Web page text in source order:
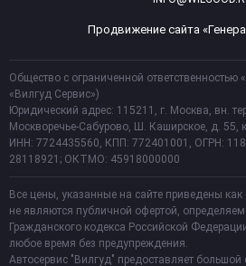
Продвижение сайта
Общество с ограниченной
«Вилгуд Сервис»)
Юридический адрес: 115211, г. Москва, вн.
Москворечье-Сабурово, Ш. Каширское, д. 55,
ИНН: 7724435560, КПП: 772401001, ОГРН:
28118921; ОКТМО: 45918000000
Все цены, указанные на сайте приведены
не являются публичной офертой,
Гражданского кодекса Российской
любое время без предупреждения.
Автосервис "Вилгуд" предоставляет большой